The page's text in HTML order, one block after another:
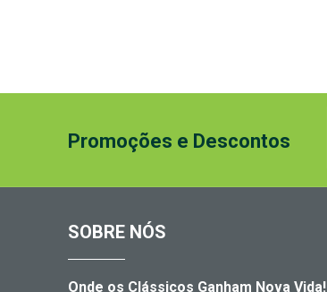
Promoções e Descontos
SOBRE NÓS
Onde os Clássicos Ganham Nova Vida!